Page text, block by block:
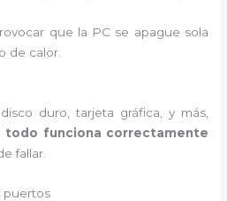
que la PC se apague sola
de calor.
duro, tarjeta gráfica, y más,
todo funciona correctamente
fallar.
puertos